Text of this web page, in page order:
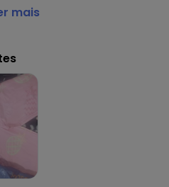
Menina Estampada
/ CNPJ 84.229.889/0001-
produto: Não usar
mais